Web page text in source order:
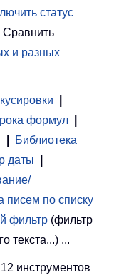
статус
Сравнить
и разных
формул
Библиотека
даты
писем по списку
фильтр (фильтр
текста...) ...
инструментов